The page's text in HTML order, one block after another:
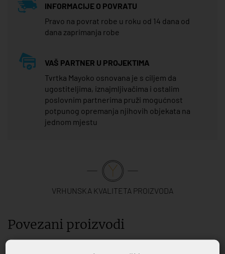
INFORMACIJE O POVRATU
Pravo na povrat robe u roku od 14 dana od
dana zaprimanja robe
VAŠ PARTNER U PROJEKTIMA
Tvrtka Mayoko osnovana je s ciljem da
ugostiteljima, iznajmljivačima i ostalim
poslovnim partnerima pruži mogućnost
potpunog opremanja njihovih objekata na
jednom mjestu
VRHUNSKA KVALITETA PROIZVODA
Povezani proizvodi